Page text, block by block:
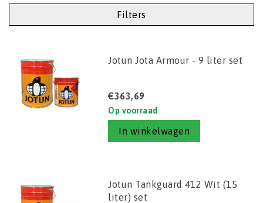
Filters
Jotun Jota Armour - 9 liter set
€363,69
Op voorraad
In winkelwagen
Jotun Tankguard 412 Wit (15
liter) set